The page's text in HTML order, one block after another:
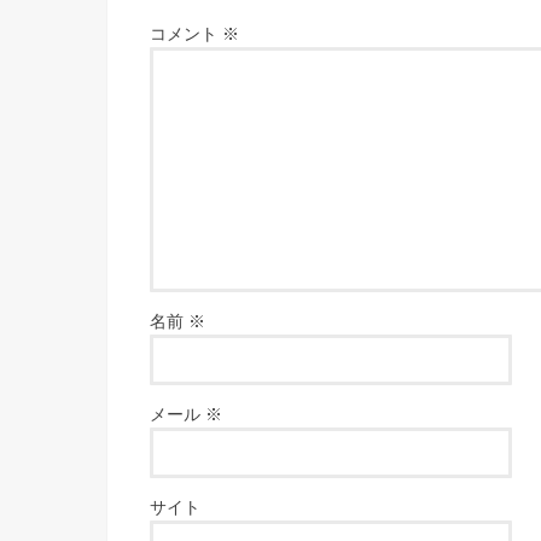
コメント ※
名前 ※
メール ※
サイト